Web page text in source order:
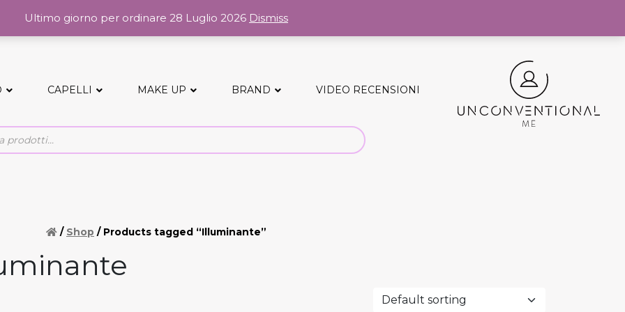
CAPELLI MAKE UP BRAND VIDEO RECENSIONI
/ Shop / Products tagged “Illuminante”
Ultimo giorno per ordinare 28 Luglio 2026 Dismiss